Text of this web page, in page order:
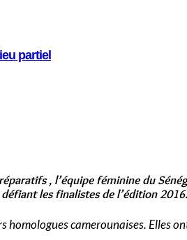
partiel
, l’équipe féminine du
les finalistes de l’édition 2016.
homologues camerounaises. Elles